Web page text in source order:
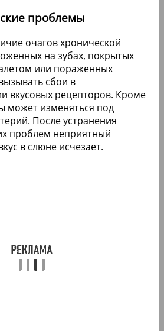
проблемы
очагов хронической
на зубах, покрытых
или пораженных
сбои в
вкусовых рецепторов. Кроме
может изменяться под
После устранения
проблем неприятный
в слюне исчезает.